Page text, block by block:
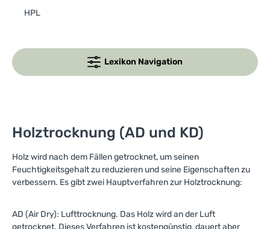
HPL
Lexikon Navigation
Holztrocknung (AD und KD)
Holz wird nach dem Fällen getrocknet, um seinen
Feuchtigkeitsgehalt zu reduzieren und seine Eigenschaften zu
verbessern. Es gibt zwei Hauptverfahren zur Holztrocknung:
AD (Air Dry): Lufttrocknung. Das Holz wird an der Luft